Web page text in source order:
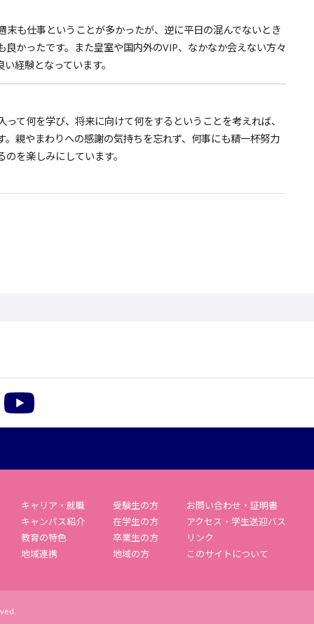
も仕事ということが多かったが、逆に平日の混んでないとき
かったです。また皇室や国内外のVIP、なかなか会えない方々
経験となっています。
何を学び、将来に向けて何をするということを考えれば、
親やまわりへの感謝の気持ちを忘れず、何事にも精一杯努力
を楽しみにしています。
キャリア・就職
キャンパス紹介
教育の特色
地域連携
受験生の方
在学生の方
卒業生の方
地域の方
お問い合わせ・証明書
アクセス・学生送迎バス
リンク
このサイトについて